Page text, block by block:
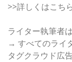
>>詳しくはこち
ライター執筆者
→ すべてのライ
タグクラウド広